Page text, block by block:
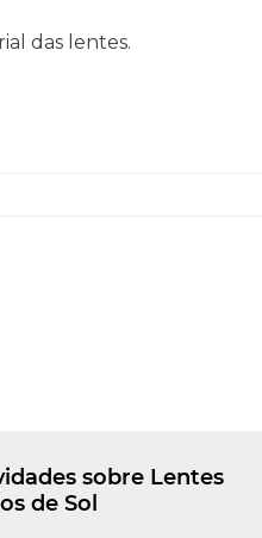
das lentes.
sobre Lentes
de Sol